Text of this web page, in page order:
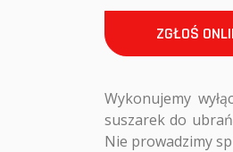
ZGŁOŚ
Wykonujemy
suszarek do
Nie prowadzimy